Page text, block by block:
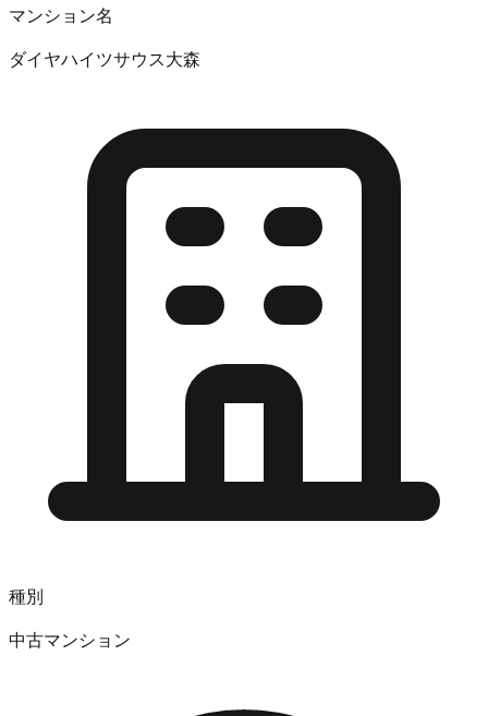
マンション名
ダイヤハイツサウス大森
種別
中古マンション